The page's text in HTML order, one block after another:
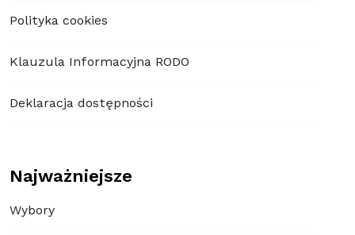
Polityka cookies
Klauzula Informacyjna RODO
Deklaracja dostępności
Najważniejsze
Wybory